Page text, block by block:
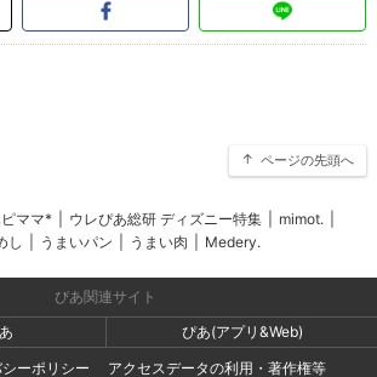
ページの先頭へ
ママ* ウレぴあ総研 ディズニー特集 mimot.
し
うまいパン うまい肉 Medery.
ぴあ関連サイト
ぴあ(アプリ&Web)
ーポリシー アクセスデータの利用・著作権等